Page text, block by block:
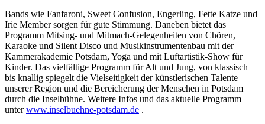
Bands wie Fanfaroni, Sweet Confusion, Engerling, Fette Katze und
Irie Member sorgen für gute Stimmung. Daneben bietet das
Programm Mitsing- und Mitmach-Gelegenheiten von Chören,
Karaoke und Silent Disco und Musikinstrumentenbau mit der
Kammerakademie Potsdam, Yoga und mit Luftartistik-Show für
Kinder. Das vielfältige Programm für Alt und Jung, von klassisch
bis knallig spiegelt die Vielseitigkeit der künstlerischen Talente
unserer Region und die Bereicherung der Menschen in Potsdam
durch die Inselbühne. Weitere Infos und das aktuelle Programm
unterwww.inselbuehne-potsdam.de .